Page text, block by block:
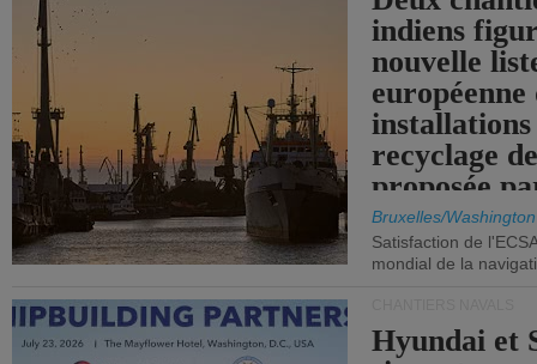
indiens
nouvelle
européenne
installations
recyclage
proposée
Bruxelles/Washington
Satisfaction de
mondial de la
Hyundai et